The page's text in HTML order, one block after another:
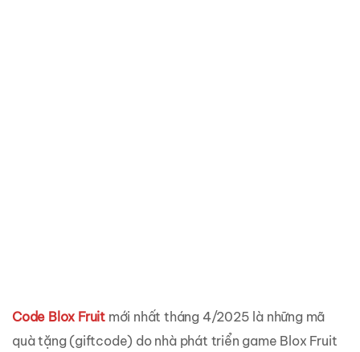
Code Blox Fruit mới nhất tháng 4/2025 là những mã
quà tặng (giftcode) do nhà phát triển game Blox Fruit